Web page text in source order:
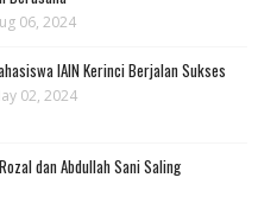
06, 2024
IAIN Kerinci Berjalan Sukses
02, 2024
dan Abdullah Sani Saling